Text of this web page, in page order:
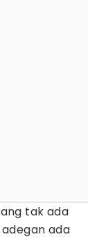
tak ada
ada